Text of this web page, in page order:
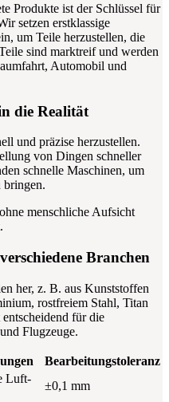
Produkte ist der Schlüssel für
setzen erstklassige
um Teile herzustellen, die
sind marktreif und werden
Automobil und
die Realität
und präzise herzustellen.
von Dingen schneller
schnelle Maschinen, um
bringen.
menschliche Aufsicht
Branchen
her, z. B. aus Kunststoffen
rostfreiem Stahl, Titan
für die
Flugzeuge.
Bearbeitungstoleranz
Luft-
±0,1 mm